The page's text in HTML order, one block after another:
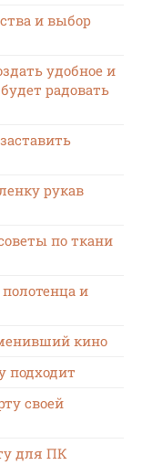
и выбор
удобное и
радовать
рукав
по ткани
и
кино
подходит
своей
для ПК